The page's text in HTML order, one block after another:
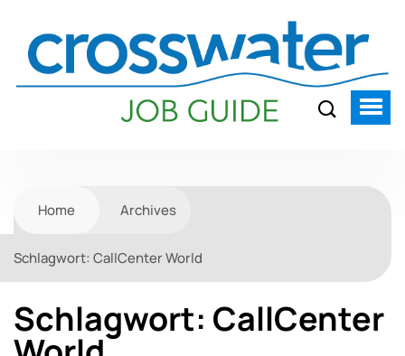
Home Archives
Schlagwort: CallCenter World
Schlagwort: CallCenter